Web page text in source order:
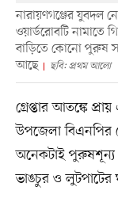
নারায়ণগঞ্জের যুবদল
ওয়ার্ডরোবটি নামাতে
বাড়িতে কোনো পুরুষ
আছে
ছবি: প্রথম আলো
গ্রেপ্তার আতঙ্কে
উপজেলা বিএনপির
অনেকটাই
ভাঙচুর ও লুটপাটের